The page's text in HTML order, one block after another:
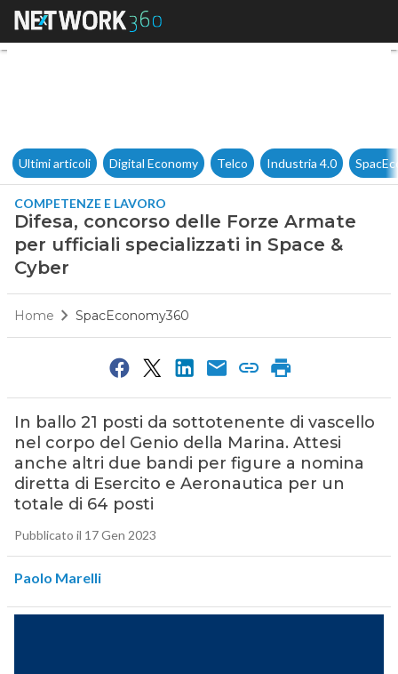
Difesa, concorso delle Forze
Ultimi articoli Digital Economy Telco Industria 4.0
COMPETENZE E LAVORO
Difesa, concorso delle Forze Armate
per ufficiali specializzati in Space &
Cyber
Home SpacEconomy360
In ballo 21 posti da sottotenente di vascello
nel corpo del Genio della Marina. Attesi
anche altri due bandi per figure a nomina
diretta di Esercito e Aeronautica per un
totale di 64 posti
Pubblicato il 17 Gen 2023
Paolo Marelli